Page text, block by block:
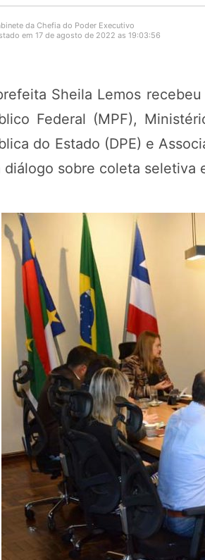
da Chefia do Poder Executivo
em 17 de agosto de 2022 as 19:03:56
Sheila Lemos
Federal (MPF),
do Estado (DPE) e
diálogo sobre coleta seletiva